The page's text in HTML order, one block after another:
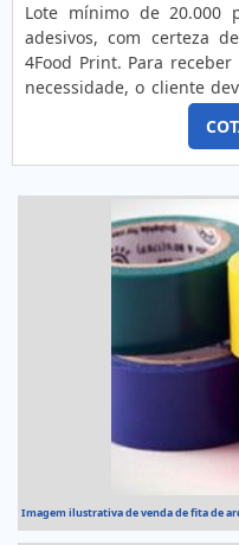
Lote mínimo de 20.000
adesivos, com certeza
4Food Print. Para
necessidade, o cliente
se destaque por um bom
experiência no
SOBRE RÓTULOS
serviços, consegue encont...
Imagem ilustrativa de venda de fita de